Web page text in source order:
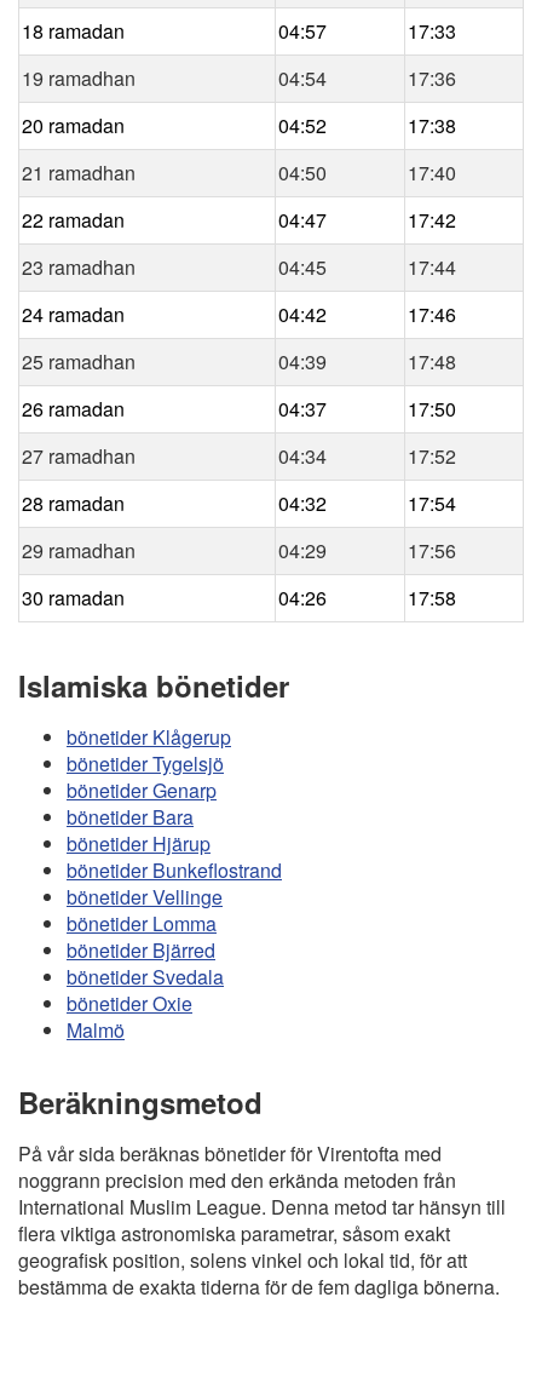
18 ramadan
04:57
17:33
19 ramadhan
04:54
17:36
20 ramadan
04:52
17:38
21 ramadhan
04:50
17:40
22 ramadan
04:47
17:42
23 ramadhan
04:45
17:44
24 ramadan
04:42
17:46
25 ramadhan
04:39
17:48
26 ramadan
04:37
17:50
27 ramadhan
04:34
17:52
28 ramadan
04:32
17:54
29 ramadhan
04:29
17:56
30 ramadan
04:26 17:58
Islamiska bönetider
bönetider Klågerup
bönetider Tygelsjö
bönetider Genarp
bönetider Bara
bönetider Hjärup
bönetider Bunkeflostrand
bönetider Vellinge
bönetider Lomma
bönetider Bjärred
bönetider Svedala
bönetider Oxie
Malmö
Beräkningsmetod
På vår sida beräknas bönetider för Virentofta med
noggrann precision med den erkända metoden från
International Muslim League. Denna metod tar hänsyn till
flera viktiga astronomiska parametrar, såsom exakt
geografisk position, solens vinkel och lokal tid, för att
bestämma de exakta tiderna för de fem dagliga bönerna.